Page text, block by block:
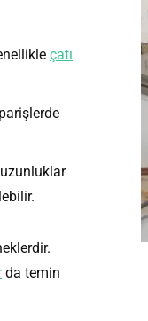
çatı
da temin